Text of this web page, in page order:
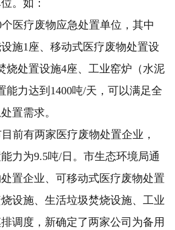
。如：
个医疗废物应急处置单位，其中
施1座、移动式医疗废物处置设
烧处置设施4座、工业窑炉（水泥
能力达到1400吨/天，可以满足全
置需求。
前有两家医疗废物处置企业，
力为9.5吨/日。市生态环境局通
置企业、可移动式医疗废物处置
设施、生活垃圾焚烧设施、工业
调度，新确定了两家公司为备用